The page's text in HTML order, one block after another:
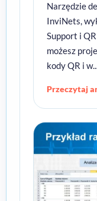
Narzędzie
InviNets,
Support i
możesz
kody QR i
Przeczytaj